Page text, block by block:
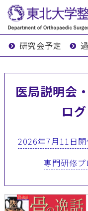
研究会予定
医局説明会
ロ
2026年7月11日
専門研修